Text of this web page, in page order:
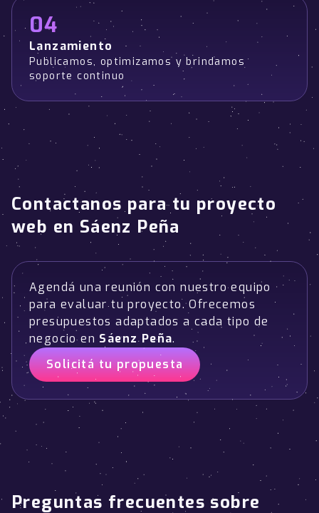
04
Lanzamiento
Publicamos, optimizamos y brindamos
soporte continuo
Contactanos para tu proyecto
web en Sáenz Peña
Agendá una reunión con nuestro equipo
para evaluar tu proyecto. Ofrecemos
presupuestos adaptados a cada tipo de
negocio en Sáenz Peña.
Solicitá tu propuesta
Preguntas frecuentes sobre